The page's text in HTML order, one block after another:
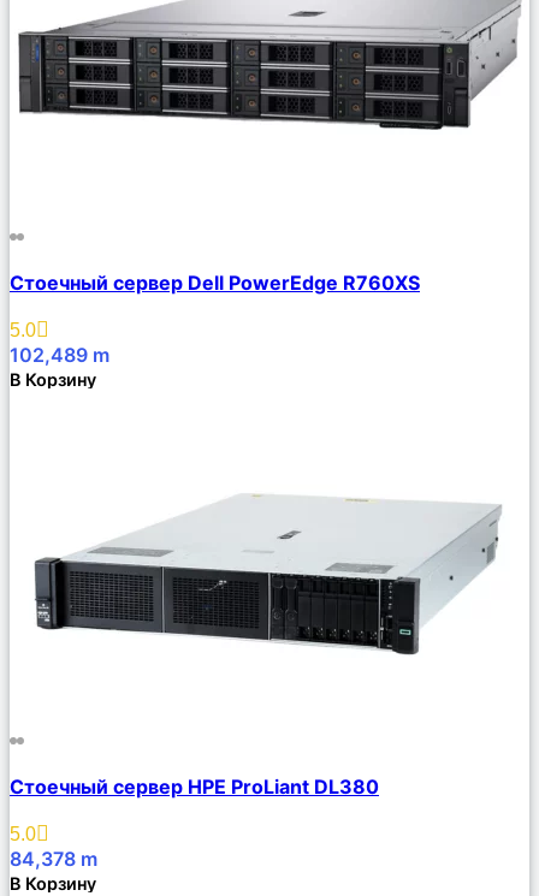
Описание
Избранное
Стоечный сервер Dell PowerEdge R760XS
5.0
102,489 m
В Корзину
Описание
Избранное
Стоечный сервер HPE ProLiant DL380
5.0
84,378 m
В Корзину